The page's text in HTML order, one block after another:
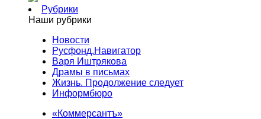
Рубрики
Наши рубрики
Новости
Русфонд.Навигатор
Варя Иштрякова
Драмы в письмах
Жизнь. Продолжение следует
Информбюро
«Коммерсантъ»